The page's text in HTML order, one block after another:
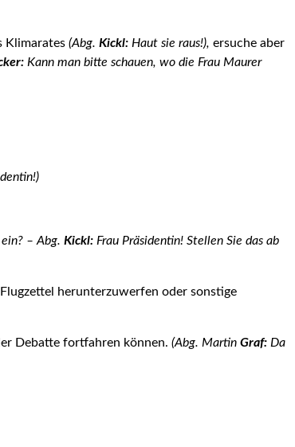
Klimarates (Abg. Kickl: Haut sie raus!), ersuche aber
Kann man bitte schauen, wo die Frau Maurer
– Abg. Kickl: Frau Präsidentin! Stellen Sie das ab
herunterzuwerfen oder sonstige
Debatte fortfah­ren können. (Abg. Martin Graf: Da